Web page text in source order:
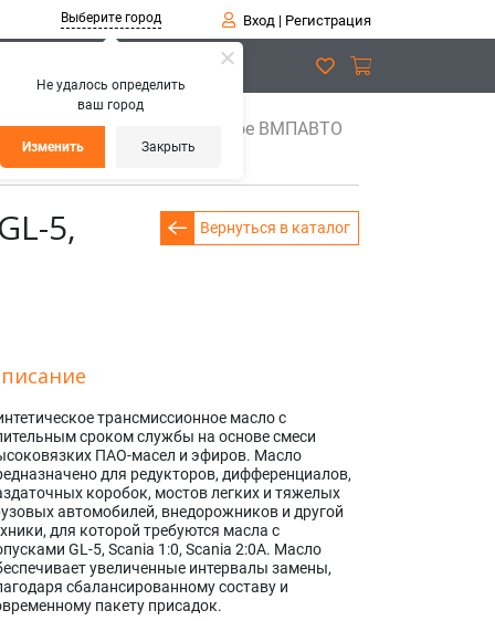
Не удалось определить
ваш город
Изменить Закрыть
Выберите город Вход| Регистрация
ЧЗ Масло трансмиссионное ВМПАВТО
Вернуться в каталог
5,
трансмиссионное масло с
сроком службы на основе смеси
ПАО-масел и эфиров. Масло
для редукторов, дифференциалов,
коробок, мостов легких и тяжелых
автомобилей, внедорожников и другой
для которой требуются масла с
GL-5, Scania 1:0, Scania 2:0A. Масло
увеличенные интервалы замены,
сбалансированному составу и
пакету присадок.